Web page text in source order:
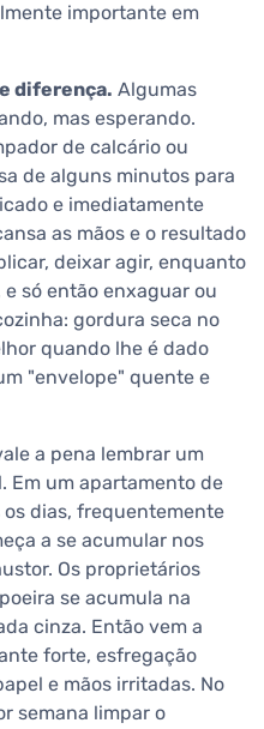
importante em
diferença. Algumas
mas esperando.
de calcário ou
de alguns minutos para
e imediatamente
as mãos e o resultado
deixar agir, enquanto
só então enxaguar ou
gordura seca no
quando lhe é dado
"envelope" quente e
a pena lembrar um
Em um apartamento de
dias, frequentemente
a se acumular nos
Os proprietários
se acumula na
cinza. Então vem a
forte, esfregação
e mãos irritadas. No
semana limpar o